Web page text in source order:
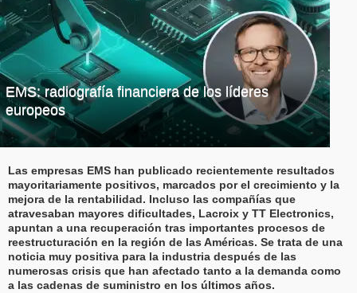
EMS: radiografía financiera de los líderes
europeos
Las empresas EMS han publicado recientemente resultados
mayoritariamente positivos, marcados por el crecimiento y la
mejora de la rentabilidad. Incluso las compañías que
atravesaban mayores dificultades, Lacroix y TT Electronics,
apuntan a una recuperación tras importantes procesos de
reestructuración en la región de las Américas. Se trata de una
noticia muy positiva para la industria después de las
numerosas crisis que han afectado tanto a la demanda como
a las cadenas de suministro en los últimos años.